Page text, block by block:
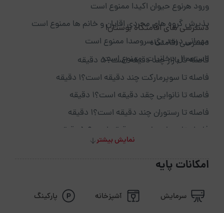
ورود هرنوع حیوان اکیدا ممنوع است
پذیرش گروه های مجردی اقایان و خانم ها ممنوع است
مهمانی درحد بی سروصدا ممنوع است
ااستعمال دخانیات ممنوع است
دسترسی های اقامتگاه بوستان1
دسترسی اقامتگاه
فاصله تا بازار چند دقیقه است؟5 دقیقه
فاصله تا سوپرمارکت چند دقیقه است؟1 دقیقه
فاصله تا نانوایی چقد دقیقه است؟1 دقیقه
فاصله تا رستوران چند دقیقه است؟1 دقیقه
فاصله تا بیمارستان چنددقیقه است؟ 5دقیقه
فاصله تا کافی شاپ چنددقیقه است؟5 دقیقه
فاصله تا پاساژ چنددقیقه است؟5 دقیقه
یا دریا چنددقیقه است؟5 دقیقه
نمایش بیشتر
امکانات پایه
سرمایش آشپزخانه پارکینگ